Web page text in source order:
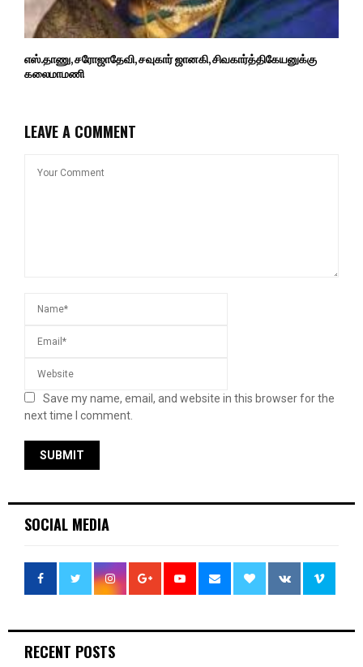
எஸ்.தாணு, சரோஜாதேவி, சவுகார் ஜானகி, சிவகார்த்திகேயனுக்கு
கலைமாமணி
LEAVE A COMMENT
Save my name, email, and website in this browser for the
next time I comment.
SOCIAL MEDIA
RECENT POSTS